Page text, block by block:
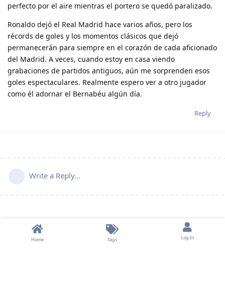
perfecto por el aire mientras el portero se quedó paralizado.
Ronaldo dejó el Real Madrid hace varios años, pero los
récords de goles y los momentos clásicos que dejó
permanecerán para siempre en el corazón de cada aficionado
del Madrid. A veces, cuando estoy en casa viendo
grabaciones de partidos antiguos, aún me sorprenden esos
goles espectaculares. Realmente espero ver a otro jugador
como él adornar el Bernabéu algún día.
Reply
Write a Reply...
Home Tags Log In